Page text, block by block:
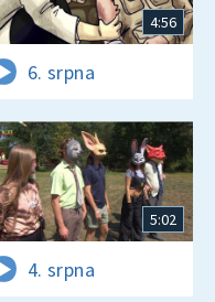
4:56
6. srpna
5:02
4. srpna